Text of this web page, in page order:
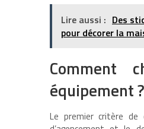
Lire aussi : Des
pour décorer la
Comment
équipement ?
Le premier critère